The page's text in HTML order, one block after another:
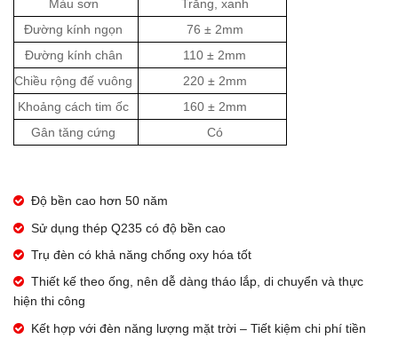
Màu sơn
Trắng, xanh
Đường kính ngọn
76 ± 2mm
Đường kính chân
110 ± 2mm
Chiều rộng đế vuông
220 ± 2mm
Khoảng cách tim ốc
160 ± 2mm
Gân tăng cứng
Có
Độ bền cao hơn 50 năm
Sử dụng thép Q235 có độ bền cao
Trụ đèn có khả năng chống oxy hóa tốt
Thiết kế theo ống, nên dễ dàng tháo lắp, di chuyển và thực
hiện thi công
Kết hợp với đèn năng lượng mặt trời – Tiết kiệm chi phí tiền